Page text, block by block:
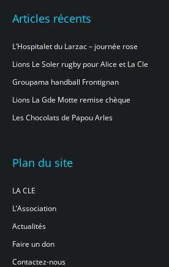
Articles récents
L’Hospitalet du Larzac – journée rose
Lions Le Soler rugby pour Alice et La Cle
Groupama handball Frontignan
Lions La Gde Motte remise chèque
Les Chocolats de Papou Arles
Plan du site
LA CLE
L’Association
Actualités
Faire un don
Contactez-nous